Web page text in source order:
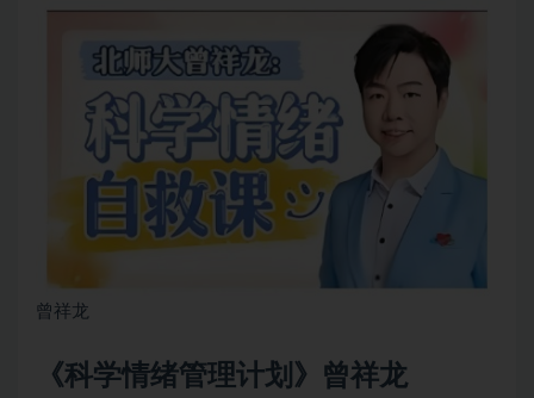
曾祥龙
《科学情绪管理计划》曾祥龙